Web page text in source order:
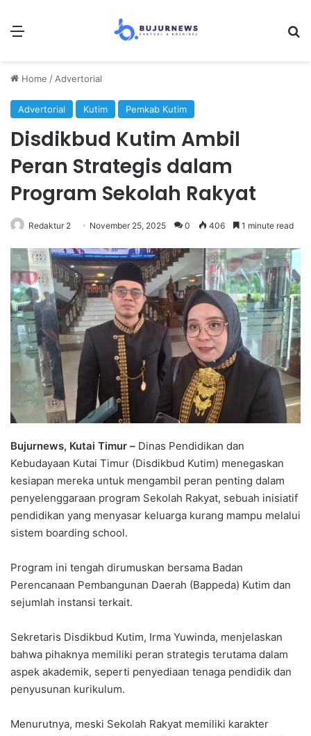
Menu
Home / Advertorial
Advertorial Kutim Pemkab Kutim
Disdikbud Kutim Ambil
Peran Strategis dalam
Program Sekolah Rakyat
Redaktur 2 November 25, 2025 0 406 1 minute read
Bujurnews, Kutai Timur – Dinas Pendidikan dan
Kebudayaan Kutai Timur (Disdikbud Kutim) menegaskan
kesiapan mereka untuk mengambil peran penting dalam
penyelenggaraan program Sekolah Rakyat, sebuah inisiatif
pendidikan yang menyasar keluarga kurang mampu melalui
sistem boarding school.
Program ini tengah dirumuskan bersama Badan
Perencanaan Pembangunan Daerah (Bappeda) Kutim dan
sejumlah instansi terkait.
Sekretaris Disdikbud Kutim, Irma Yuwinda, menjelaskan
bahwa pihaknya memiliki peran strategis terutama dalam
aspek akademik, seperti penyediaan tenaga pendidik dan
penyusunan kurikulum.
Menurutnya, meski Sekolah Rakyat memiliki karakter